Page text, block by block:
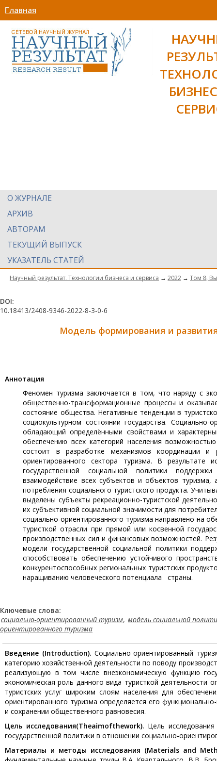
Главная
О ЖУРНАЛЕ
АРХИВ
АВТОРАМ
ТЕКУЩИЙ ВЫПУСК
УКАЗАТЕЛЬ СТАТЕЙ
Научный результат. Технологии бизнеса и сервиса → 2022 → Том 8,
DOI:
10.18413/2408-9346-2022-8-3-0-6
Модель формирования и
Aннотация
Феномен туризма заключается в том, что наряду с
общественно-трансформационные процессы и
состояние общества. Негативные тенденции в
социокультурном состоянии государства.
обладающий определёнными свойствами и
обеспечению всех категорий населения
состоит в разработке механизмов координации и
ориентированного сектора туризма. В результате
государственной социальной политики
взаимодействие всех субъектов и объектов
потребления социального туристского продукта.
выделены субъекты рекреационно-туристской
их субъективной социальной значимости для
социально-ориентированного туризма направлено на
туристкой отрасли при прямой или косвенной
производственных сил и финансовых возможностей.
модели государственной социальной политики
способствовать обеспечению устойчивого
конкурентоспособных региональных туристских
наращиванию человеческого потенциала страны.
Ключевые слова:
социально-ориентированный туризм, модель социальной
ориентированного туризма
Введение (Introduction).Социально-ориентированный
категорию хозяйственной деятельности по поводу
реализующую в том числе внеэкономическую функцию
экономическая роль данного вида туристкой деятельности
туристских услуг широким слоям населения для
ориентиро­ванного туризма определяется его
и сохранении общественного равновесия.
Цель исследования(Theaimofthework). Цель
государственной политики в отношении социально-
Материалы и методы исследования (Materials and